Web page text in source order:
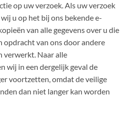
op uw verzoek. Als uw verzoek
u op het bij ons bekende e-
van alle gegevens over u die
van ons door andere
verwerkt. Naar alle
wij in een dergelijk geval de
voortzetten, omdat de veilige
dan niet langer kan worden